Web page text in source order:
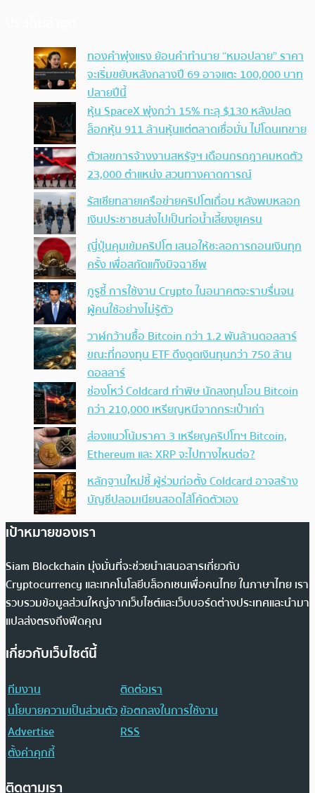
ทองคำพุ่งแรง ย้อนคำทำนาย “หมอปลาย” ราคา
จะเริ่มขยับหลังกลางปี 69 อาจแตะ 100,000 บาท
ปลายปีนี้
หุ้น SpaceX พุ่งกว่า 15% ทะลุ $130 หลังปลด
ล็อกหุ้น 911 ล้านหุ้นแต่ตลาดเชื่อมั่น ไม่โดนเทขาย
ตัวเลขการจ้างงานสหรัฐฯ เดือนกรกฎาคมหดตัว
23,000 ตำแหน่ง สวนทางคาดการณ์
รัสเซียทลายเครือข่ายคริปโตเถื่อน หลังพบหลอก
เงินประชาชนส่งไปเป็นท่อน้ำเลี้ยงยูเครน
ญี่ปุ่นคุมเข้มคริปโต เสนอให้ชะลอการถอนเงินทุก
ครั้ง เพื่อสกัดแก๊งมิจฉาชีพ
กูรูชี้ การใช้งาน Crypto ในอนาคตจะราบรื่นจน
ผู้คนใช้อย่างไม่รู้ตัว
วาฬกว้านซื้อ Bitcoin กว่า 1.2 พันล้านดอลลาร์
ขณะที่กองทุน ETF ดึงดูดเงินทุนกว่า 750 ล้าน
ดอลลาร์
ช่องโหว่ Coldcard ทำพิษ นักลงทุนโอน Bitcoin
กว่า 210,000 เหรียญหนีจากกระเป๋าเก่า
ส่องแนวโน้มราคา 3 เหรียญคริปโทฯ Bitcoin,
Ethereum และ XRP จะไปทางไหนต่อ?
หลักฐานใหม่ชี้ ผู้ร่วมก่อตั้ง Coldcard อาจสร้าง
บัญชีปลอมเนียนสอดไส้โค้ดตัวเอง
เป้าหมายของเรา
Siam Blockchain มุ่งมั่นที่จะช่วยนำเสนอสารเกี่ยวกับ
Cryptocurrency และเทคโนโลยีบล็อกเชนเพื่อคนไทย ในภาษาไทย เรา
รวบรวมข้อมูลส่วนใหญ่จากเว็บไซต์และเว็บบอร์ดต่างประเทศและนำมา
แปลส่งตรงถึงฟีดคุณ
เกี่ยวกับเว็บไซต์นี้
ทีมงาน
ติดต่อเรา
นโยบายความเป็นส่วนตัวข้อตกลงในการใช้งาน
Advertise
RSS
ตั้งค่าคุกกี้
ติดตามเรา